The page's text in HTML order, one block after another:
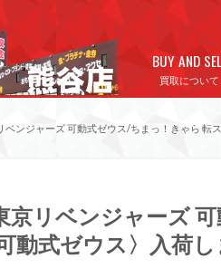
買取について
BUY AND
ベンジャーズ 可動式ゼウス/ちまっ！きゃら
京リベンジャーズ
動式ゼウス〉入荷